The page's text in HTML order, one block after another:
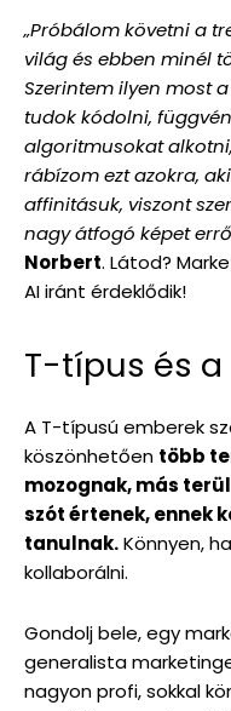
„Próbálom követni a
világ és ebben minél
Szerintem ilyen most
tudok kódolni,
algoritmusokat
rábízom ezt azokra,
affinitásuk, viszont
nagy átfogó képet
Norbert. Látod?
AI iránt érdeklődik!
T-típus és
A T-típusú emberek
köszönhetően több
mozognak, más
szót értenek, ennek
tanulnak.Könnyen,
kollaborálni.
Gondolj bele, egy
generalista
nagyon profi, sokkal